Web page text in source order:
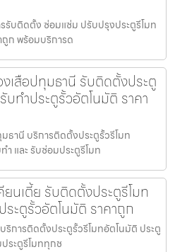
รับติดตั้ง ซ่อมแซ่ม ปรับปรุงประตูรีโมท
ถูก พร้อมบริการด
เสือปทุมธานี รับติดตั้งประตู
ทำประตูรั้วอัตโนมัติ ราคา
ธานี บริการติดตั้งประตูรั้วรีโมท
ำ และ รับซ่อมประตูรีโมท
ยนเตี้ย รับติดตั้งประตูรีโมท
ะตูรั้วอัตโนมัติ ราคาถูก
ริการติดตั้งประตูรั้วรีโมทอัตโนมัติ ประตู
ระตูรีโมททุกช